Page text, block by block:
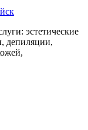
эстетические
депиляции,